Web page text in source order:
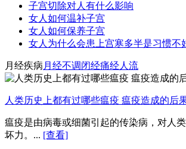
子宫切除对人有什么影响
女人如何温补子宫
女人如何保养子宫
女人为什么会患上宫寒多半是习惯不
月经疾病 月经不调闭经痛经人流
人类历史上都有过哪些瘟疫 瘟疫造成的后
瘟疫是由病毒或细菌引起的传染病，对人
坏力。... [查看]